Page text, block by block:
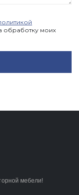
обработку моих
мебели!